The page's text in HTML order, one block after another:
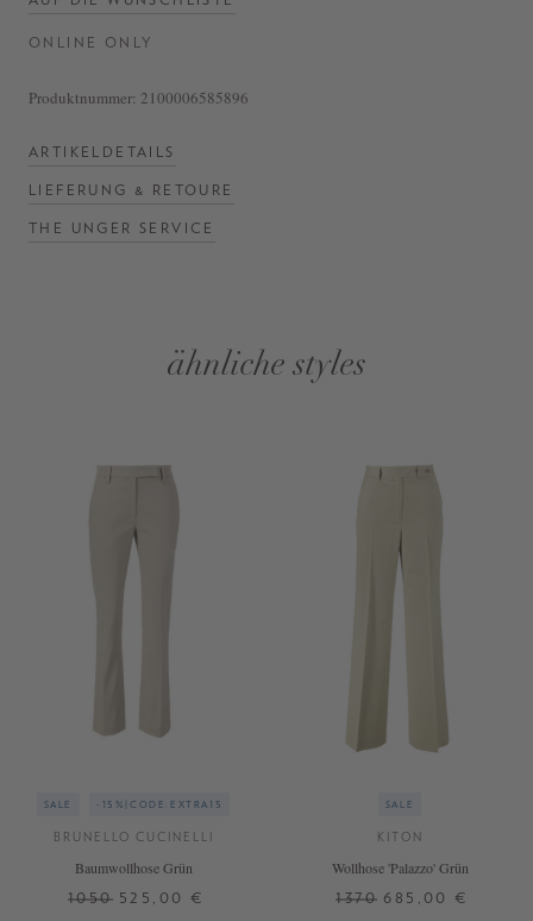
ONLINE ONLY
Produktnummer: 2100006585896
ARTIKELDETAILS
LIEFERUNG & RETOURE
THE UNGER SERVICE
ähnliche styles
SALE -15%|CODE:EXTRA15
BRUNELLO CUCINELLI
Baumwollhose Grün
1050 525,00 €
SALE
KITON
Wollhose 'Palazzo' Grün
1370 685,00 €